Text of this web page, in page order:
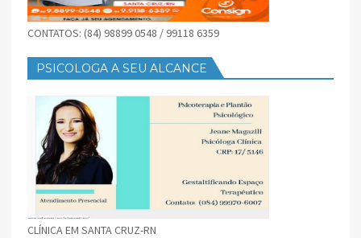
CONTATOS: (84) 98899 0548 / 99118 6359
PSICOLOGA A SEU ALCANCE
CLÍNICA EM SANTA CRUZ-RN